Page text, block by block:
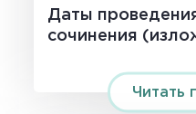
Даты
сочинения
Читать